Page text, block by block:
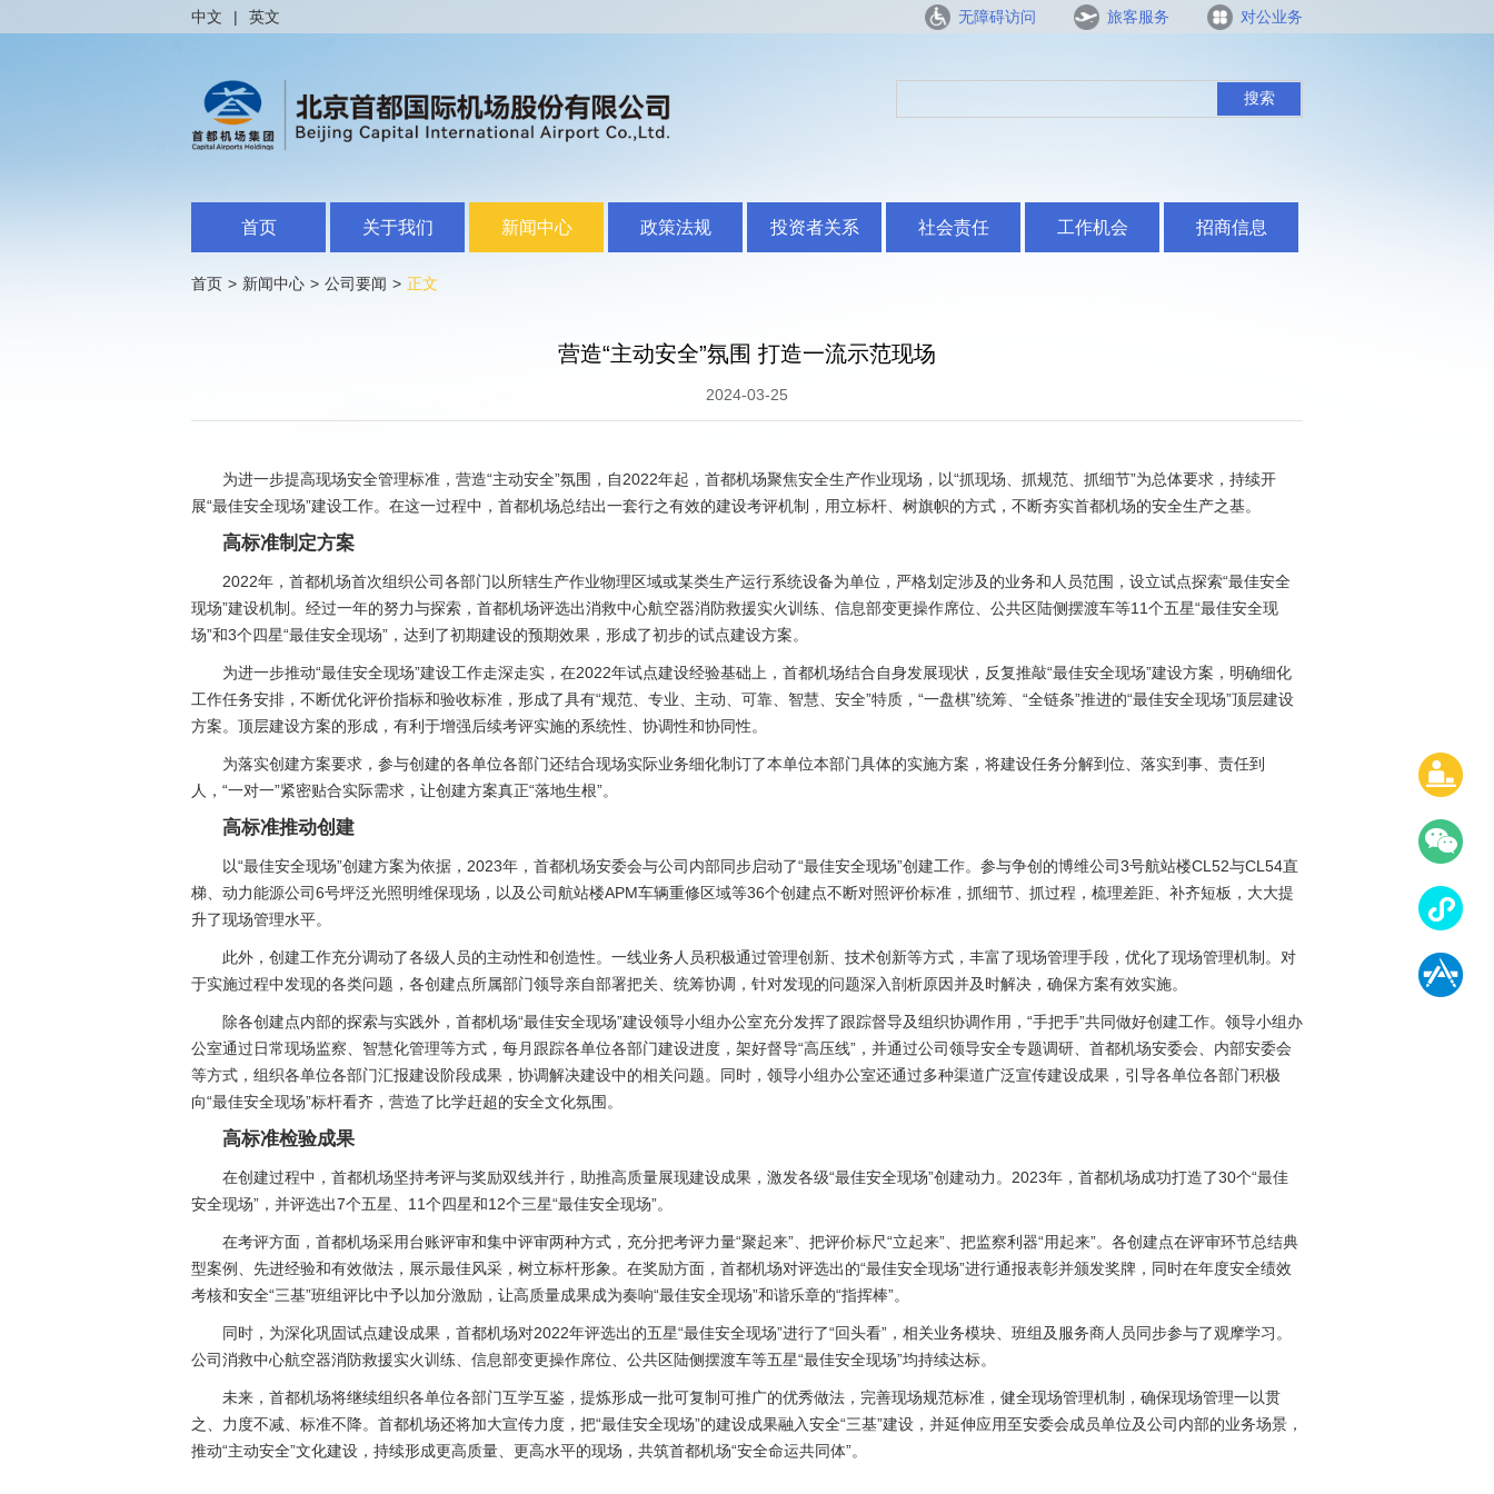
中文 | 英文 无障碍访问 旅客服务 对公业务
搜索
首页 关于我们 新闻中心 政策法规 投资者关系 社会责任 工作机会 招商信息
首页 > 新闻中心 > 公司要闻 > 正文
营造“主动安全”氛围 打造一流示范现场
2024-03-25
为进一步提高现场安全管理标准，营造“主动安全”氛围，自2022年起，首都机场聚焦安全生产作业现场，以“抓现场、抓规范、抓细节”为总体要求，持续开
展“最佳安全现场”建设工作。在这一过程中，首都机场总结出一套行之有效的建设考评机制，用立标杆、树旗帜的方式，不断夯实首都机场的安全生产之基。
高标准制定方案
2022年，首都机场首次组织公司各部门以所辖生产作业物理区域或某类生产运行系统设备为单位，严格划定涉及的业务和人员范围，设立试点探索“最佳安全
现场”建设机制。经过一年的努力与探索，首都机场评选出消救中心航空器消防救援实火训练、信息部变更操作席位、公共区陆侧摆渡车等11个五星“最佳安全现
场”和3个四星“最佳安全现场”，达到了初期建设的预期效果，形成了初步的试点建设方案。
为进一步推动“最佳安全现场”建设工作走深走实，在2022年试点建设经验基础上，首都机场结合自身发展现状，反复推敲“最佳安全现场”建设方案，明确细化
工作任务安排，不断优化评价指标和验收标准，形成了具有“规范、专业、主动、可靠、智慧、安全”特质，“一盘棋”统筹、“全链条”推进的“最佳安全现场”顶层建设
方案。顶层建设方案的形成，有利于增强后续考评实施的系统性、协调性和协同性。
为落实创建方案要求，参与创建的各单位各部门还结合现场实际业务细化制订了本单位本部门具体的实施方案，将建设任务分解到位、落实到事、责任到
人，“一对一”紧密贴合实际需求，让创建方案真正“落地生根”。
高标准推动创建
以“最佳安全现场”创建方案为依据，2023年，首都机场安委会与公司内部同步启动了“最佳安全现场”创建工作。参与争创的博维公司3号航站楼CL52与CL54直
梯、动力能源公司6号坪泛光照明维保现场，以及公司航站楼APM车辆重修区域等36个创建点不断对照评价标准，抓细节、抓过程，梳理差距、补齐短板，大大提
升了现场管理水平。
此外，创建工作充分调动了各级人员的主动性和创造性。一线业务人员积极通过管理创新、技术创新等方式，丰富了现场管理手段，优化了现场管理机制。对
于实施过程中发现的各类问题，各创建点所属部门领导亲自部署把关、统筹协调，针对发现的问题深入剖析原因并及时解决，确保方案有效实施。
除各创建点内部的探索与实践外，首都机场“最佳安全现场”建设领导小组办公室充分发挥了跟踪督导及组织协调作用，“手把手”共同做好创建工作。领导小组办
公室通过日常现场监察、智慧化管理等方式，每月跟踪各单位各部门建设进度，架好督导“高压线”，并通过公司领导安全专题调研、首都机场安委会、内部安委会
等方式，组织各单位各部门汇报建设阶段成果，协调解决建设中的相关问题。同时，领导小组办公室还通过多种渠道广泛宣传建设成果，引导各单位各部门积极
向“最佳安全现场”标杆看齐，营造了比学赶超的安全文化氛围。
高标准检验成果
在创建过程中，首都机场坚持考评与奖励双线并行，助推高质量展现建设成果，激发各级“最佳安全现场”创建动力。2023年，首都机场成功打造了30个“最佳
安全现场”，并评选出7个五星、11个四星和12个三星“最佳安全现场”。
在考评方面，首都机场采用台账评审和集中评审两种方式，充分把考评力量“聚起来”、把评价标尺“立起来”、把监察利器“用起来”。各创建点在评审环节总结典
型案例、先进经验和有效做法，展示最佳风采，树立标杆形象。在奖励方面，首都机场对评选出的“最佳安全现场”进行通报表彰并颁发奖牌，同时在年度安全绩效
考核和安全“三基”班组评比中予以加分激励，让高质量成果成为奏响“最佳安全现场”和谐乐章的“指挥棒”。
同时，为深化巩固试点建设成果，首都机场对2022年评选出的五星“最佳安全现场”进行了“回头看”，相关业务模块、班组及服务商人员同步参与了观摩学习。
公司消救中心航空器消防救援实火训练、信息部变更操作席位、公共区陆侧摆渡车等五星“最佳安全现场”均持续达标。
未来，首都机场将继续组织各单位各部门互学互鉴，提炼形成一批可复制可推广的优秀做法，完善现场规范标准，健全现场管理机制，确保现场管理一以贯
之、力度不减、标准不降。首都机场还将加大宣传力度，把“最佳安全现场”的建设成果融入安全“三基”建设，并延伸应用至安委会成员单位及公司内部的业务场景，
推动“主动安全”文化建设，持续形成更高质量、更高水平的现场，共筑首都机场“安全命运共同体”。